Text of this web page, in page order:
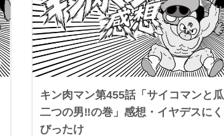
キン肉マン第455話「サイコマンと瓜
二つの男‼︎の巻」感想・イヤデスにく
びったけ